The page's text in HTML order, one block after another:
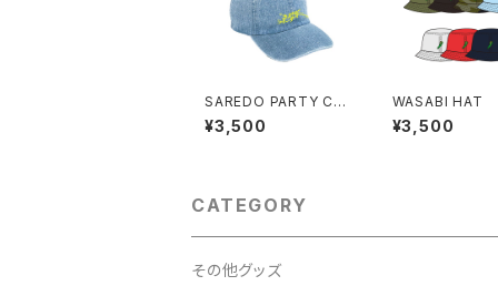
SAREDO PARTY CA
P
¥3,500
WASABI HAT
¥3,500
CATEGORY
その他グッズ